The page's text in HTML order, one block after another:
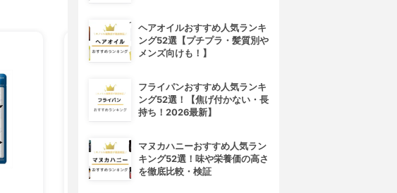
4位
ヘアオイルおすすめ人気ランキ
ング52選【プチプラ・髪質別や
メンズ向けも！】
フライパンおすすめ人気ランキ
ング52選！【焦げ付かない・長
持ち！2026最新】
マヌカハニーおすすめ人気ラン
キング52選！味や栄養価の高さ
を徹底比較・検証